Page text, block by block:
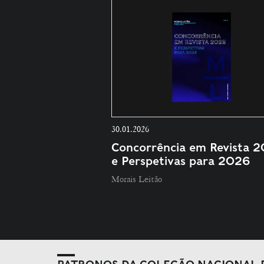
30.01.2026
Concorrência em Revista
e Perspetivas para 2026
Morais Leitão